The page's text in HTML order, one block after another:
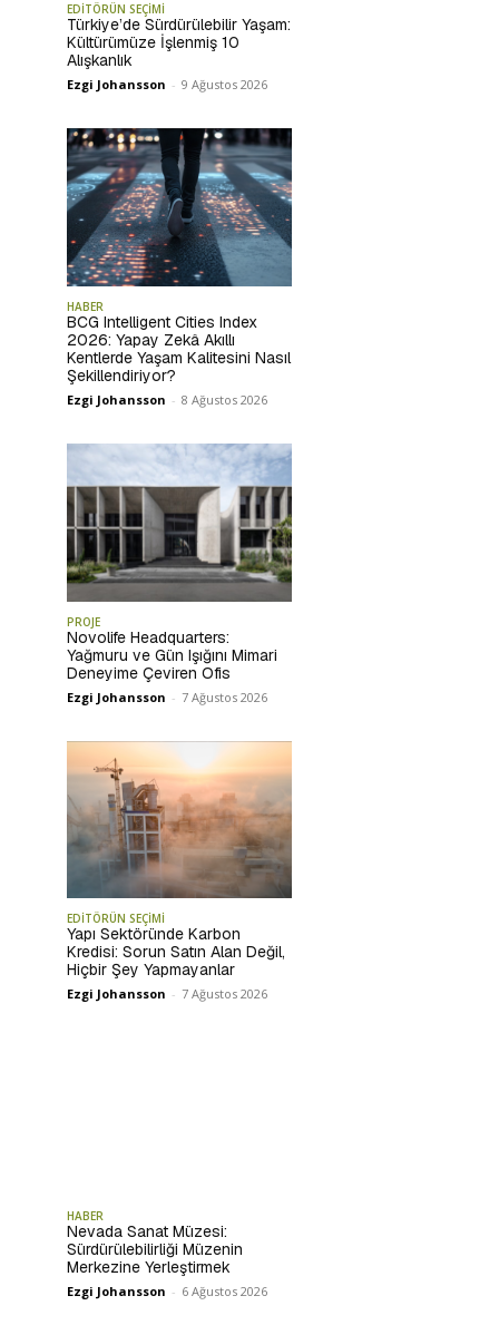
EDİTÖRÜN SEÇİMİ
Türkiye’de Sürdürülebilir Yaşam:
Kültürümüze İşlenmiş 10
Alışkanlık
Ezgi Johansson - 9 Ağustos 2026
HABER
BCG Intelligent Cities Index
2026: Yapay Zekâ Akıllı
Kentlerde Yaşam Kalitesini Nasıl
Şekillendiriyor?
Ezgi Johansson - 8 Ağustos 2026
PROJE
Novolife Headquarters:
Yağmuru ve Gün Işığını Mimari
Deneyime Çeviren Ofis
Ezgi Johansson - 7 Ağustos 2026
EDİTÖRÜN SEÇİMİ
Yapı Sektöründe Karbon
Kredisi: Sorun Satın Alan Değil,
Hiçbir Şey Yapmayanlar
Ezgi Johansson - 7 Ağustos 2026
HABER
Nevada Sanat Müzesi:
Sürdürülebilirliği Müzenin
Merkezine Yerleştirmek
Ezgi Johansson - 6 Ağustos 2026